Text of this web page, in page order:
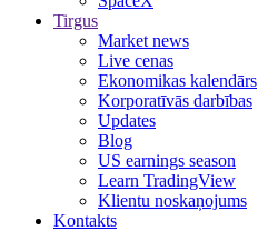
Tirgus
Market news
Live cenas
Ekonomikas kalendārs
Korporatīvās darbības
Updates
Blog
US earnings season
Learn TradingView
Klientu noskaņojums
Kontakts